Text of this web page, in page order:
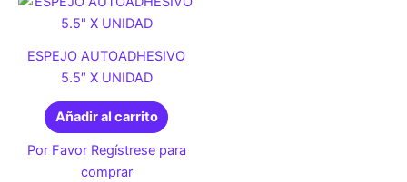
ESPEJO AUTOADHESIVO
5.5″ X UNIDAD
Añadir al carrito
Por Favor Regístrese para
comprar